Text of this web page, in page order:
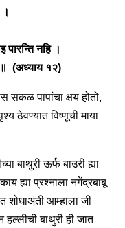
।
पारन्ति नहि ।
॥ (अध्याय १२)
सकळ पापांचा क्षय होतो,
ठेवण्यात विष्णूची माया
बाथुरी ऊर्फ बाउरी ह्या
ह्या प्रश्नाला नगेंद्रबाबू
आम्हाला जी
बाथुरी ही जात